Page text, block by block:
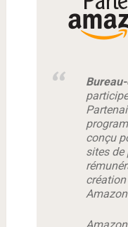
conçu
sites de